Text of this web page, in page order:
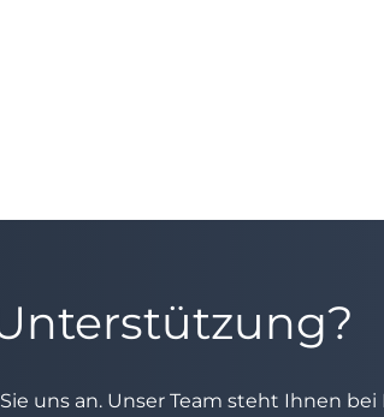
uns an. Unser Team steht Ihnen